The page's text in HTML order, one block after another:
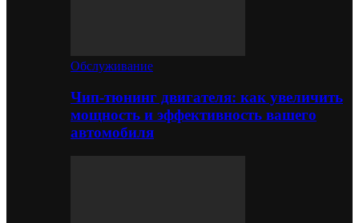
Обслуживание
Чип-тюнинг двигателя: как увеличить
мощность и эффективность вашего
автомобиля